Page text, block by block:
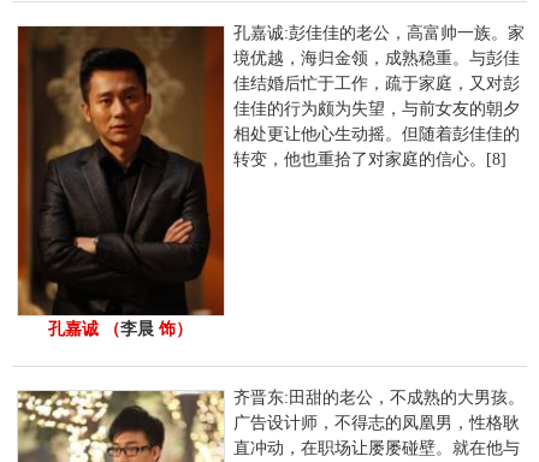
孔嘉诚 （李晨饰）
孔嘉诚:彭佳佳的老公，高富帅一族。家
境优越，海归金领，成熟稳重。与彭佳
佳结婚后忙于工作，疏于家庭，又对彭
佳佳的行为颇为失望，与前女友的朝夕
相处更让他心生动摇。但随着彭佳佳的
转变，他也重拾了对家庭的信心。[8]
齐晋东:田甜的老公，不成熟的大男孩。
广告设计师，不得志的凤凰男，性格耿
直冲动，在职场让屡屡碰壁。就在他与